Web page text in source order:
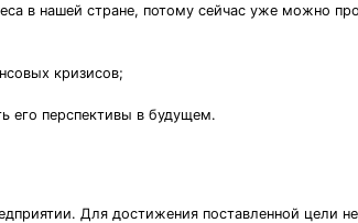
в нашей стране, потому сейчас уже можно
кризисов;
его перспективы в будущем.
Для достижения поставленной цели